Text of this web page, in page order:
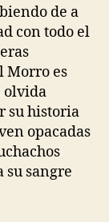
de a
con todo el
Morro es
olvida
su historia
opacadas
su sangre